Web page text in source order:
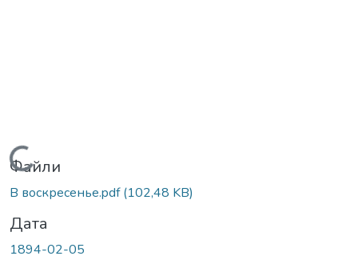
Вантажиться...
Файли
В воскресенье.pdf(102,48 KB)
Дата
1894-02-05